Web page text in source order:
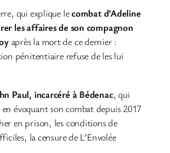
qui explique lecombat d’Adeline
les affaires de son compagnon
après la mort de ce dernier :
pénitentiaire refuse de les lui
Paul, incarcéré à Bédenac, qui
évoquant son combat depuis 2017
en prison, les conditions de
la censure de L’Envolée